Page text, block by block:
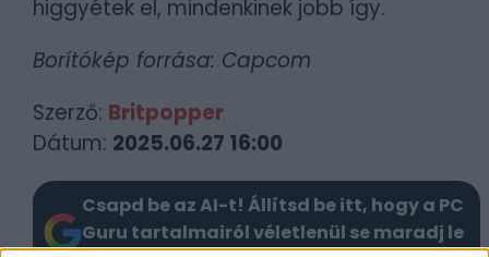
higgyétek el, mindenkinek jobb így.
Borítókép forrása: Capcom
Szerző: Britpopper
Dátum: 2025.06.27 16:00
Csapd be az AI-t! Állítsd be itt, hogy a PC
Guru tartalmairól véletlenül se maradj le